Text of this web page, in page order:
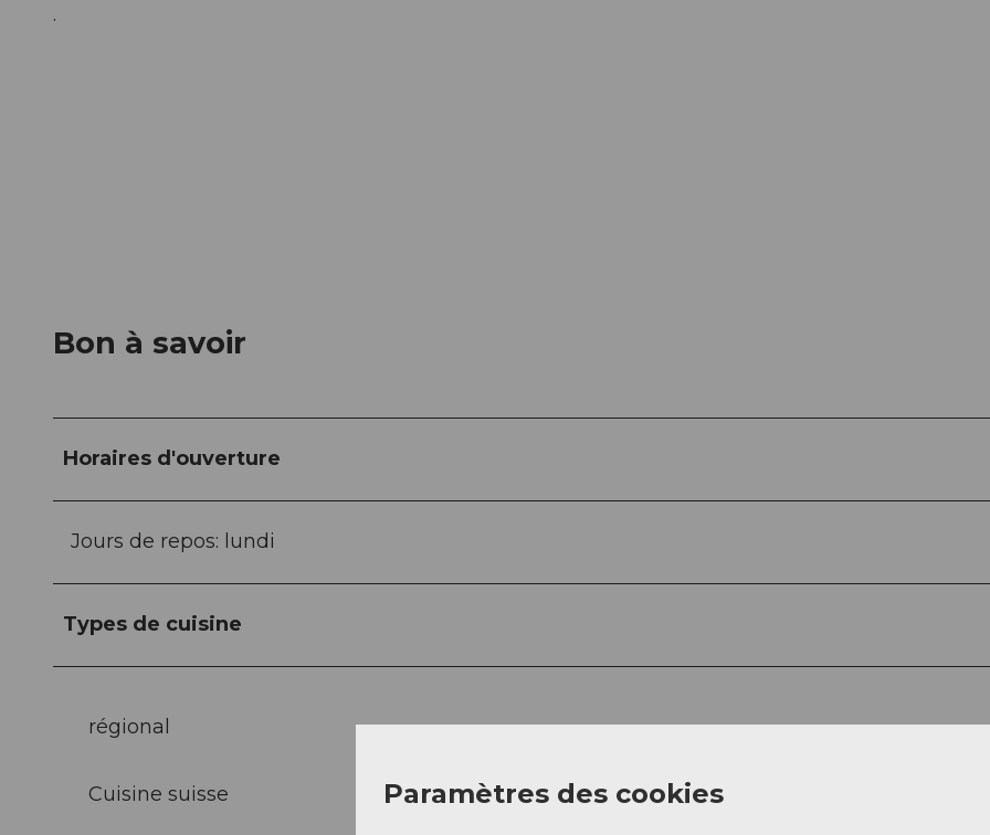
.
Bon à savoir
Horaires d'ouverture
Jours de repos: lundi
Types de cuisine
régional
Cuisine suisse Paramètres des cookies